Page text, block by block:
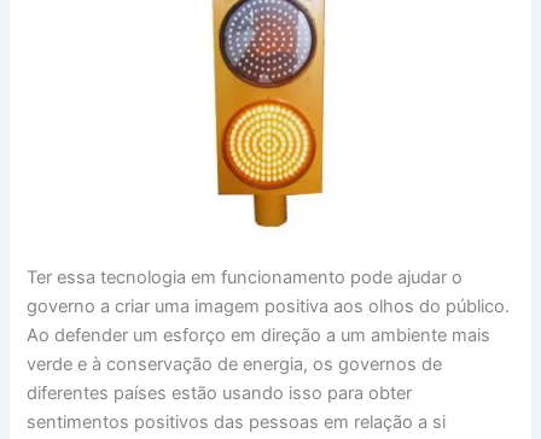
Ter essa tecnologia em funcionamento pode ajudar o
governo a criar uma imagem positiva aos olhos do público.
Ao defender um esforço em direção a um ambiente mais
verde e à conservação de energia, os governos de
diferentes países estão usando isso para obter
sentimentos positivos das pessoas em relação a si